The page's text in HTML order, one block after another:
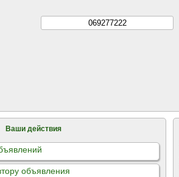
069277222
Ваши действия
объявления